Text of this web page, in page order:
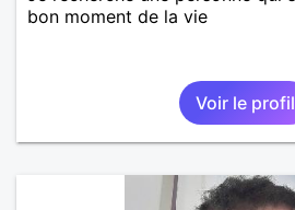
bon moment de la vie
Voir le profil